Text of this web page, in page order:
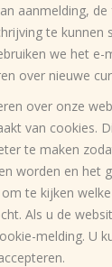
aanmelding,
te kunnen
we het e-
over nieuwe
over onze
van cookies.
te maken
worden en het
te kijken welke
Als u de
melding. U